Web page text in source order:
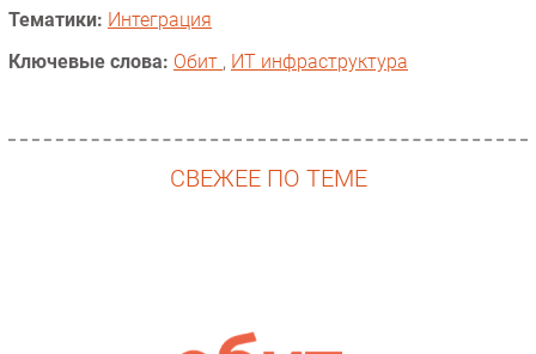
Тематики: Интеграция
Ключевые слова: Обит , ИТ инфраструктура
СВЕЖЕЕ ПО ТЕМЕ